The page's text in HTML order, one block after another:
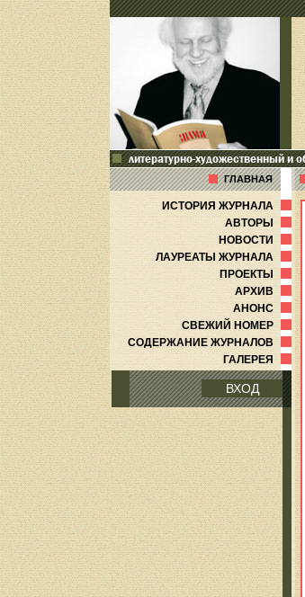
литературно-художественный и
ГЛАВНАЯ
ИСТОРИЯ ЖУРНАЛА
АВТОРЫ
НОВОСТИ
ЛАУРЕАТЫ ЖУРНАЛА
ПРОЕКТЫ
АРХИВ
АНОНС
СВЕЖИЙ НОМЕР
СОДЕРЖАНИЕ ЖУРНАЛОВ
ГАЛЕРЕЯ
ВХОД